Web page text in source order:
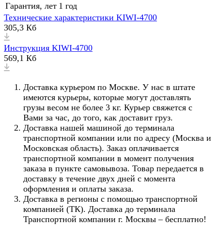
Гарантия, лет 1 год
Технические характеристики KIWI-4700
305,3 Кб
Инструкция KIWI-4700
569,1 Кб
Доставка курьером по Москве. У нас в штате
имеются курьеры, которые могут доставлять
грузы весом не более 3 кг. Курьер свяжется с
Вами за час, до того, как доставит груз.
Доставка нашей машиной до терминала
транспортной компании или по адресу (Москва и
Московская область). Заказ оплачивается
транспортной компании в момент получения
заказа в пункте самовывоза. Товар передается в
доставку в течение двух дней с момента
оформления и оплаты заказа.
Доставка в регионы с помощью транспортной
компанией (ТК). Доставка до терминала
Транспортной компании г. Москвы – бесплатно!